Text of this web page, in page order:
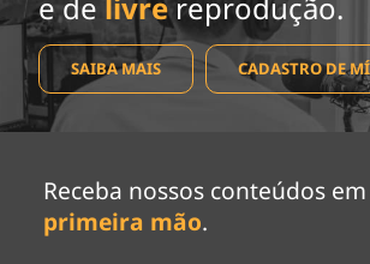
SAIBA MAIS CADASTRO DE
Receba nossos conteúdos em
primeira mão.